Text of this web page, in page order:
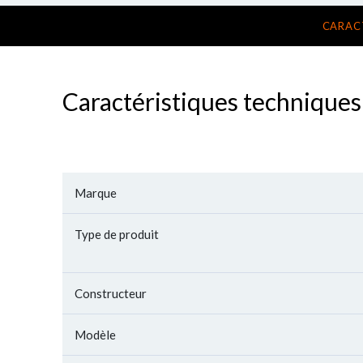
Caractéristiques techniques
Marque
Type de produit
Constructeur
Modèle